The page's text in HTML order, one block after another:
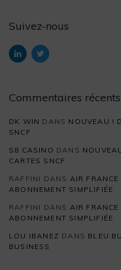
Suivez-nous
Commentaires récents
DK WIN DANS NOUVEAU !
SNCF
S8 CASINO DANS
CARTES SNCF
RAFFINI DANS AIR
ABONNEMENT SIMPLIFIÉE
RAFFINI DANS AIR
ABONNEMENT SIMPLIFIÉE
LOU IBANEZ DANS BLEU
BUSINESS